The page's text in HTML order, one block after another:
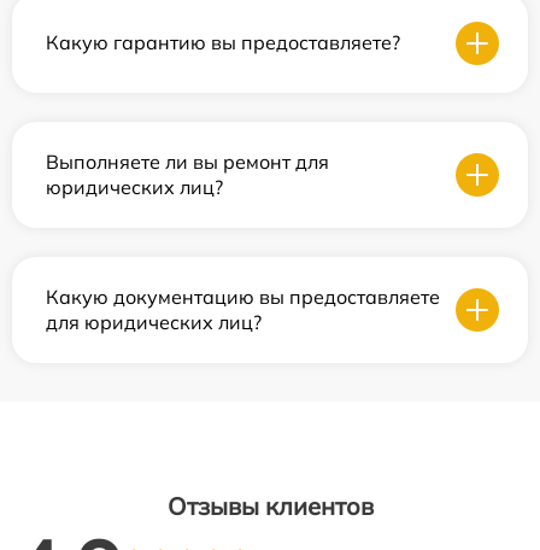
Какую гарантию вы предоставляете?
Выполняете ли вы ремонт для
юридических лиц?
Какую документацию вы предоставляете
для юридических лиц?
Отзывы клиентов